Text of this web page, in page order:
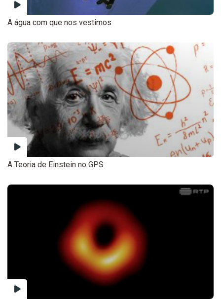
A água com que nos vestimos
A Teoria de Einstein no GPS